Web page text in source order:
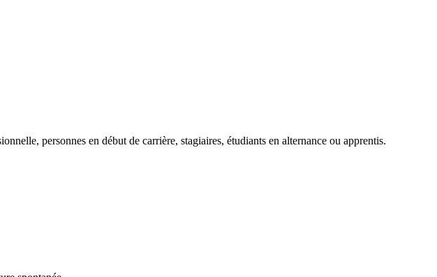
personnes en début de carrière, stagiaires, étudiants en alternance ou apprentis.